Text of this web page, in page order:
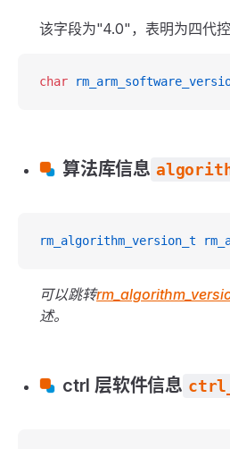
该字段为"4.0"，表明为四代控
char
算法库信息
rm_algorithm_version_t
可以跳转
述。
ctrl 层软件信息